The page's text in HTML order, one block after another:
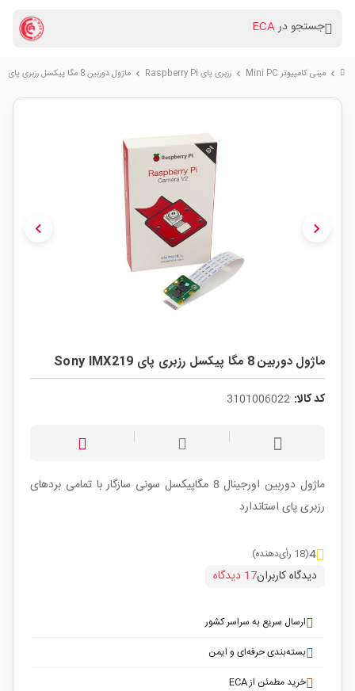
جستجو درECA
chevron_right مینی کامپیوتر Mini PC chevron_right رزبری پای Raspberry Pi chevron_right ماژول دوربین 8 مگا پیکسل رزبری پای Sony IMX219
chevron_left chevron_right
ماژول دوربین 8 مگا پیکسل رزبری پای Sony IMX219
کد کالا: 3101006022
ماژول دوربین اورجینال 8 مگاپیکسل سونی سازگار با تمامی بردهای
رزبری پای استاندارد
4(18 رأی‌دهنده)
دیدگاه کاربران17 دیدگاه
ارسال سریع به سراسر کشور
بسته‌بندی حرفه‌ای و ایمن
خرید مطمئن از ECA